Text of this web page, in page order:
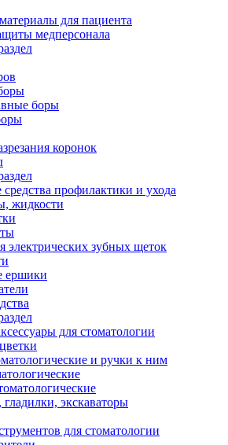
для пациента
медперсонала
боры
коронок
профилактики и ухода
жидкости
электрических зубных щеток
ершики
для стоматологии
и ручки к ним
экскаваторы
для стоматологии